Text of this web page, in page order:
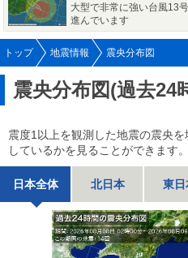
大型で非常に強い台風13
進んでいます
トップ 地震情報 震央分布図
震央分布図(過去24
震度1以上を観測した地震の震央
しているかを見ることができます。
日本全体 北日本 東日